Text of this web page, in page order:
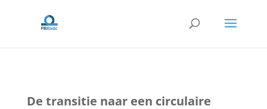
De transitie naar een circulaire